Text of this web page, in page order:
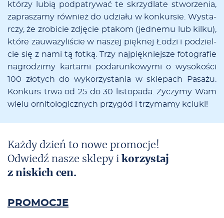
któ­­rzy lu­­bią pod­pa­­try­­wać te skrzy­­dla­­te stwo­­rze­­nia,
za­­pra­­sza­­my ró­w­nież do udzia­­łu w ko­n­ku­r­sie. Wy­­sta­
r­czy, że zro­bi­cie zdję­cie pta­kom (jed­ne­mu lub kil­ku),
któ­re za­uwa­ży­li­ście w na­szej pięk­nej Ło­dzi i po­dziel­
cie się z na­mi tą fot­ką. Trzy naj­pięk­niej­sze fo­to­gra­fie
na­gro­dzi­my kar­ta­mi po­da­run­ko­wy­mi o wy­so­ko­ści
100 zło­tych do wy­ko­rzy­sta­nia w skle­pach Pa­sa­żu.
Kon­kurs tr­wa od 25 do 30 li­sto­pa­da. Ży­czy­my Wam
wie­lu or­ni­to­lo­gicz­nych przy­gód i trzy­ma­my kciu­ki!
Każdy dzień to nowe promocje!
Odwiedź nasze sklepy i korzystaj
z niskich cen.
PROMOCJE